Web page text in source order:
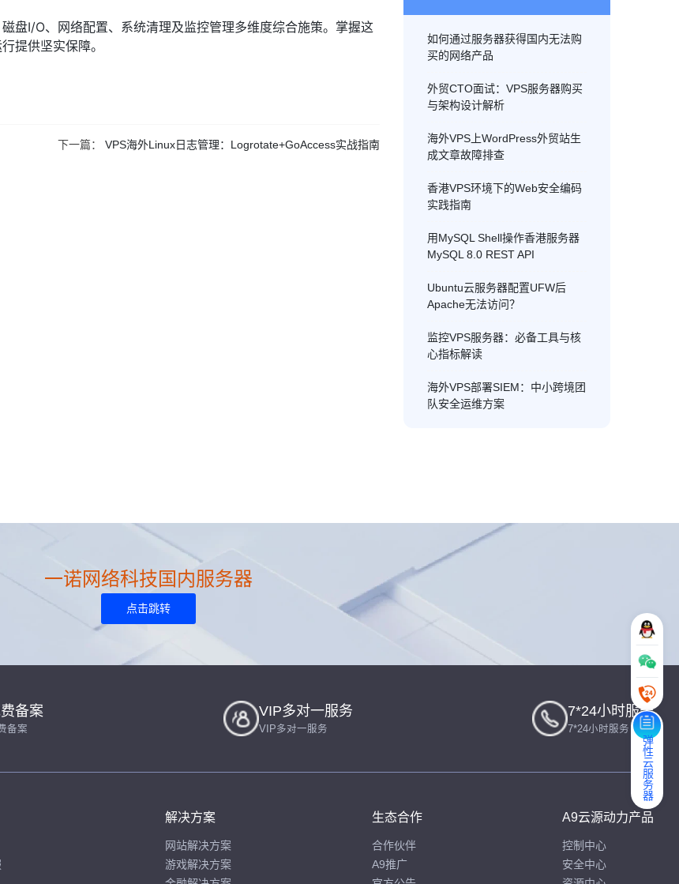
盘I/O、网络配置、系统清理及监控管理多维度综合施策。掌握这
提供坚实保障。
下一篇： VPS海外Linux日志管理：Logrotate+GoAccess实战指南
如何通过服务器获得国内无法购
买的网络产品
外贸CTO面试：VPS服务器购买
与架构设计解析
海外VPS上WordPress外贸站生
成文章故障排查
香港VPS环境下的Web安全编码
实践指南
用MySQL Shell操作香港服务器
MySQL 8.0 REST API
Ubuntu云服务器配置UFW后
Apache无法访问？
监控VPS服务器：必备工具与核
心指标解读
海外VPS部署SIEM：中小跨境团
队安全运维方案
弹性云服务器
一诺网络科技国内服务器
点击跳转
备案
备案
VIP多对一服务
VIP多对一服务
7*24小时服务
7*24小时服务
解决方案
网站解决方案
游戏解决方案
生态合作
合作伙伴
A9推广
A9云源动力产品
控制中心
安全中心